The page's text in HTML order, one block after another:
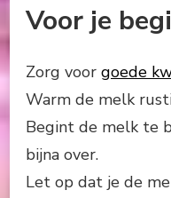
Voor je
Zorg voor goede
Warm de melk
Begint de melk te
bijna over.
Let op dat je de